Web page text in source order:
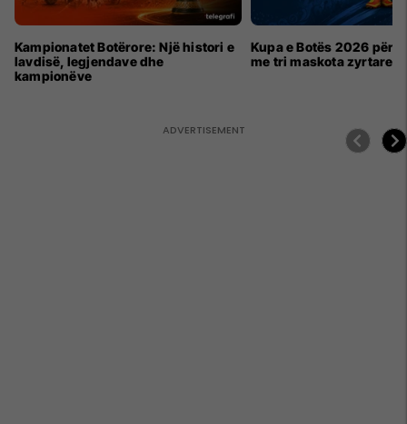
Kampionatet Botërore: Një histori e
lavdisë, legjendave dhe
kampionëve
Kupa e Botës 2026 për
me tri maskota zyrtare